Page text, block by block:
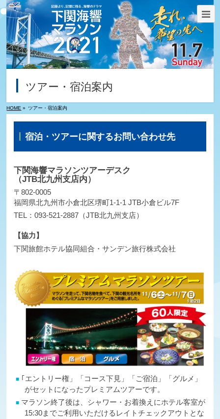
ツアー・宿泊案内
HOME » ツアー・宿泊案内
宿泊・ツアーに関するお問い合わせ先
下関海響マラソンツアーデスク
（JTB北九州支店内）
〒802-0005
福岡県北九州市小倉北区堺町1-1-1 JTB小倉ビル7F
TEL：093-521-2887（JTB北九州支店）
【協力】
下関旅館ホテル協同組合・サンデン旅行株式会社
｢エントリー権」「コース下見」「ご宿泊」「グルメ」
がセットになったプレミアムツアーです。
マラソン終了後は、シャワー・お着換えにホテル客室が
15:30までご利用いただけるレイトチェックアウトとな